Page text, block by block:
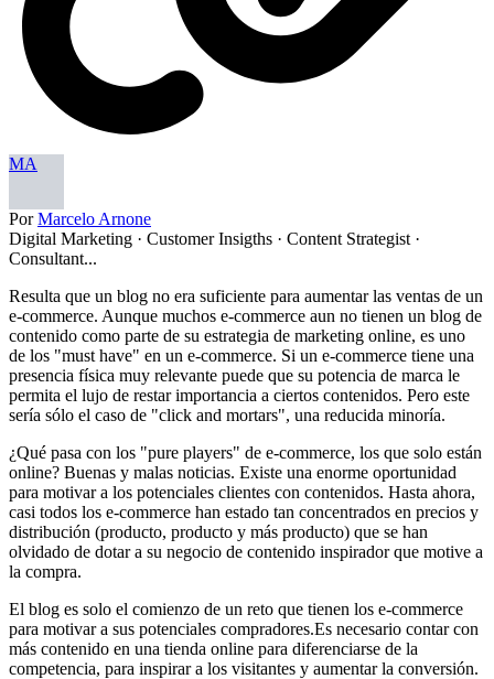
MA
PorMarcelo Arnone
Digital Marketing · Customer Insigths · Content Strategist ·
Consultant...
Resulta que un blog no era suficiente para aumentar las ventas de un
e-commerce. Aunque muchos e-commerce aun no tienen un blog de
contenido como parte de su estrategia de marketing online, es uno
de los "must have" en un e-commerce. Si un e-commerce tiene una
presencia física muy relevante puede que su potencia de marca le
permita el lujo de restar importancia a ciertos contenidos. Pero este
sería sólo el caso de "click and mortars", una reducida minoría.
¿Qué pasa con los "pure players" de e-commerce, los que solo están
online? Buenas y malas noticias. Existe una enorme oportunidad
para motivar a los potenciales clientes con contenidos. Hasta ahora,
casi todos los e-commerce han estado tan concentrados en precios y
distribución (producto, producto y más producto) que se han
olvidado de dotar a su negocio de contenido inspirador que motive a
la compra.
El blog es solo el comienzo de un reto que tienen los e-commerce
para motivar a sus potenciales compradores.Es necesario contar con
más contenido en una tienda online para diferenciarse de la
competencia, para inspirar a los visitantes y aumentar la conversión.